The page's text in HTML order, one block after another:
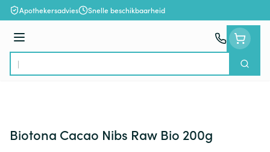
Ga naar de inhoud
Apothekersadvies Snelle beschikbaarheid
Menu
Product, merk, categorie...
Zoek
Biotona Cacao Nibs Raw Bio 200g